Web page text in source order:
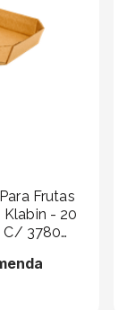
Frutas
- 20
C/ 3780